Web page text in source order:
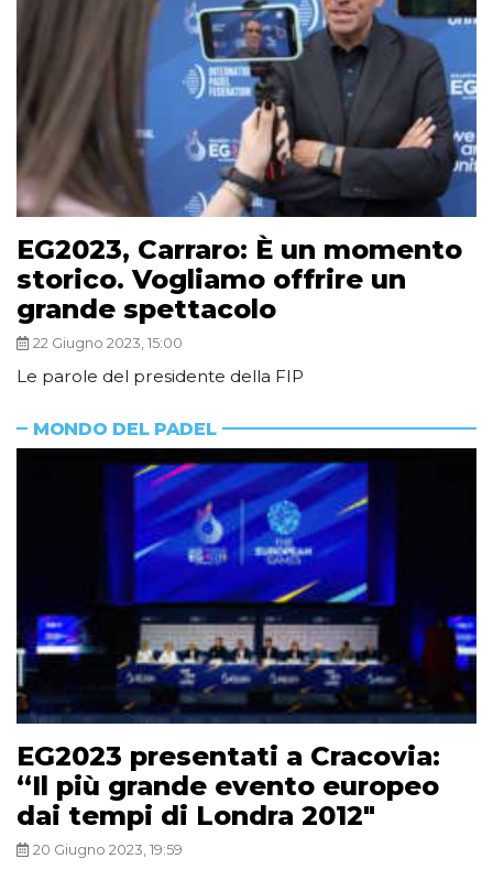
EG2023, Carraro: È un momento
storico. Vogliamo offrire un
grande spettacolo
22 Giugno 2023, 15:00
Le parole del presidente della FIP
MONDO DEL PADEL
EG2023 presentati a Cracovia:
“Il più grande evento europeo
dai tempi di Londra 2012″
20 Giugno 2023, 19:59